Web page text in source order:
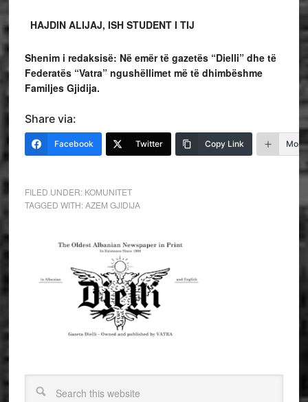
HAJDIN ALIJAJ, ISH STUDENT I TIJ
Shenim i redaksisë: Në emër të gazetës “Dielli” dhe të
Federatës “Vatra” ngushëllimet më të dhimbëshme
Familjes Gjidija.
Share via:
Facebook Twitter Copy Link More
FILED UNDER: KOMUNITET
TAGGED WITH:AZEM GJIDIJA